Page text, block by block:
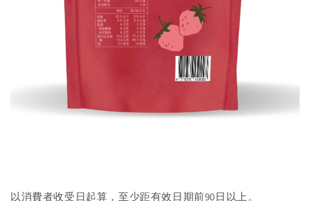
以消費者收受日起算，至少距有效日期前90日以上。